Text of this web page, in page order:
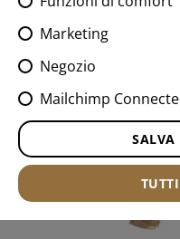
Marketing
Negozio
Mailchimp
SALVA